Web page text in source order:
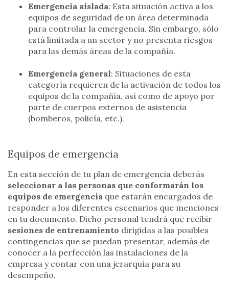
Emergencia aislada: Esta situación activa a los
equipos de seguridad de un área determinada
para controlar la emergencia. Sin embargo, sólo
está limitada a un sector y no presenta riesgos
para las demás áreas de la compañía.
Emergencia general: Situaciones de esta
categoría requieren de la activación de todos los
equipos de la compañía, así como de apoyo por
parte de cuerpos externos de asistencia
(bomberos, policía, etc.).
Equipos de emergencia
En esta sección de tu plan de emergencia deberás
seleccionar a las personas que conformarán los
equipos de emergencia que estarán encargados de
responder a los diferentes escenarios que menciones
en tu documento. Dicho personal tendrá que recibir
sesiones de entrenamiento dirigidas a las posibles
contingencias que se puedan presentar, además de
conocer a la perfección las instalaciones de la
empresa y contar con una jerarquía para su
desempeño.